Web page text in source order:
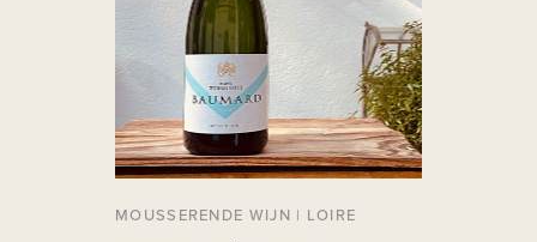
MOUSSERENDE WIJN | LOIRE